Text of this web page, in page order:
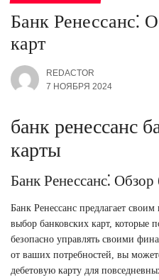
Банк Ренессанс⁚
карт
REDACTOR
7 НОЯБРЯ 2024
банк ренессанс
карты
Банк Ренессанс⁚
Банк Ренессанс предлагает
выбор банковских карт, которые
безопасно управлять своими
от ваших потребностей, вы
дебетовую карту для